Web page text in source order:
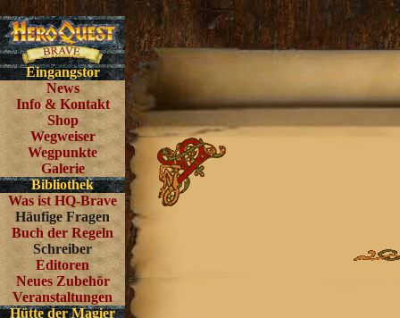
Eingangstor
News
Info & Kontakt
Shop
Wegweiser
Wegpunkte
Galerie
Bibliothek
Was ist HQ-Brave
Häufige Fragen
Buch der Regeln
Schreiber
Editoren
Neues Zubehör
Veranstaltungen
Hütte der Magier